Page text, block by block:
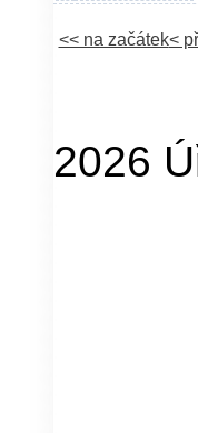
<< na začátek<
2026